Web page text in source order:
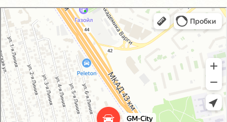
GM-City&VAG-Repair
Автосервис, автотехцентр в Москве
Магазин автозапчастей и автотоваров в Москве